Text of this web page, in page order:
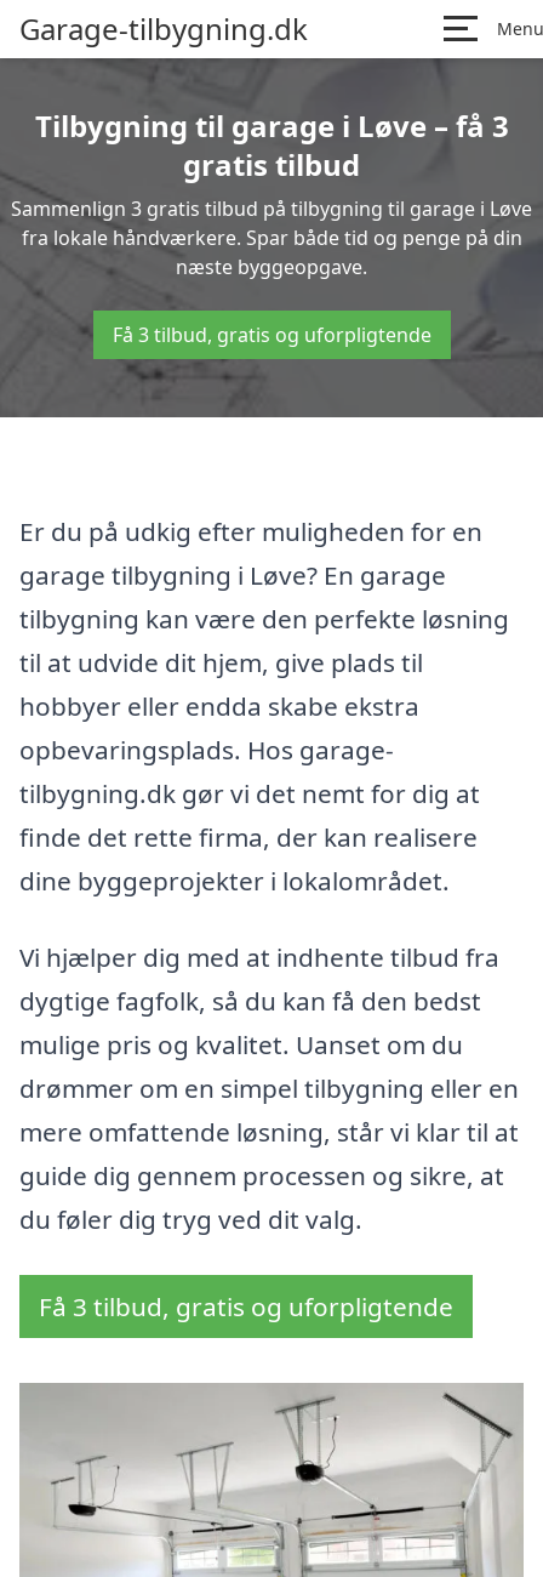
Garage-tilbygning.dk Menu
Tilbygning til garage i Løve – få 3
gratis tilbud
Sammenlign 3 gratis tilbud på tilbygning til garage i Løve
fra lokale håndværkere. Spar både tid og penge på din
næste byggeopgave.
Få 3 tilbud, gratis og uforpligtende
Er du på udkig efter muligheden for en
garage tilbygning i Løve? En garage
tilbygning kan være den perfekte løsning
til at udvide dit hjem, give plads til
hobbyer eller endda skabe ekstra
opbevaringsplads. Hos garage-
tilbygning.dk gør vi det nemt for dig at
finde det rette firma, der kan realisere
dine byggeprojekter i lokalområdet.
Vi hjælper dig med at indhente tilbud fra
dygtige fagfolk, så du kan få den bedst
mulige pris og kvalitet. Uanset om du
drømmer om en simpel tilbygning eller en
mere omfattende løsning, står vi klar til at
guide dig gennem processen og sikre, at
du føler dig tryg ved dit valg.
Få 3 tilbud, gratis og uforpligtende